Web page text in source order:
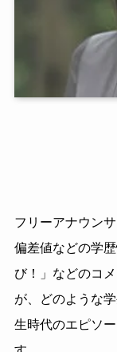
フリーアナウン
偏差値などの学
び！」などのコ
が、どのような
生時代のエピソ